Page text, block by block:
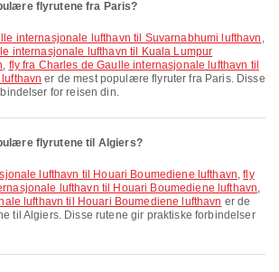
flyrutene fra Paris?
internasjonale lufthavn til Suvarnabhumi lufthavn ,
internasjonale lufthavn til Kuala Lumpur
, fly fra Charles de Gaulle internasjonale lufthavn til
er de mest populære flyruter fra Paris. Disse
for reisen din.
flyrutene til Algiers?
lufthavn til Houari Boumediene lufthavn,fly
lufthavn til Houari Boumediene lufthavn,
lufthavn til Houari Boumediene lufthavn er de
til Algiers. Disse rutene gir praktiske forbindelser